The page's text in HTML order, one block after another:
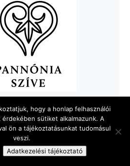
hogy a honlap felhasználói
érdekében sütiket alkalmazunk. A
ön a tájékoztatásunkat tudomásul
veszi.
Adatkezelési tájékoztató